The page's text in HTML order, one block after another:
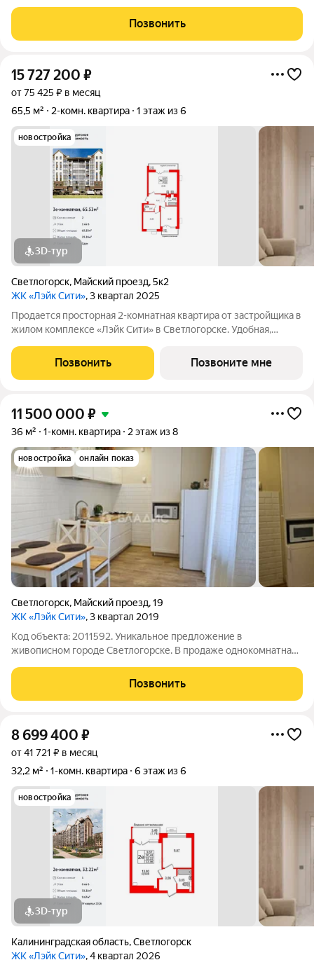
городе Калининградской области. Каждый элемент интерьера
продуман до мелочей и выполнен из элитных
Позвонить
15 727 200 ₽
от 75 425 ₽ в месяц
65,5 м²
2-комн. квартира 1 этаж из 6
новостройка
3D-тур
Светлогорск, Майский проезд,5к2
ЖК «Лэйк Сити», 3 квартал 2025
Продается просторная 2-комнатная квартира от застройщика в
жилом комплексе «Лэйк Сити» в Светлогорске. Удобная,
кухня-гостиная 22.95 м, вместительная прихожая 7.81 м. Общая
площадь квартиры - 65.53
Позвонить Позвоните мне
11 500 000 ₽
36 м² 1-комн. квартира 2 этаж из 8
новостройка онлайн показ
Светлогорск, Майский проезд,19
ЖК «Лэйк Сити», 3 квартал 2019
Код объекта: 2011592. Уникальное предложение в
живописном городе Светлогорске. В продаже однокомнатная
Калининградский пр-т, парк творчества "Муза". Общая
площадь 36 кв.м. Жилая площадь 17,4
Позвонить
8 699 400 ₽
от 41 721 ₽ в месяц
32,2 м²
1-комн. квартира 6 этаж из 6
новостройка
3D-тур
Калининградская область,Светлогорск
ЖК «Лэйк Сити», 4 квартал 2026